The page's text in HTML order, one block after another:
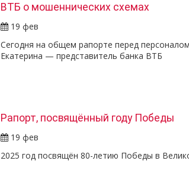
ВТБ о мошеннических схемах
19 фев
Сегодня на общем рапорте перед
Екатерина — представитель банка ВТБ
Рапорт, посвящённый году Победы
19 фев
2025 год посвящён 80-летию Победы в